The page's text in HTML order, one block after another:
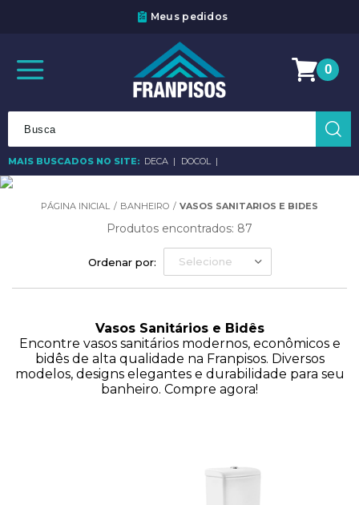
Meus pedidos
MAIS BUSCADOS NO SITE: DECA DOCOL
0
Ordenar por: Selecione
Produtos encontrados: 87
BANHEIRO VASOS SANITARIOS E BIDES
Vasos Sanitários e Bidês
Encontre vasos sanitários modernos, econômicos e
bidês de alta qualidade na Franpisos. Diversos
modelos, designs elegantes e durabilidade para seu
banheiro. Compre agora!